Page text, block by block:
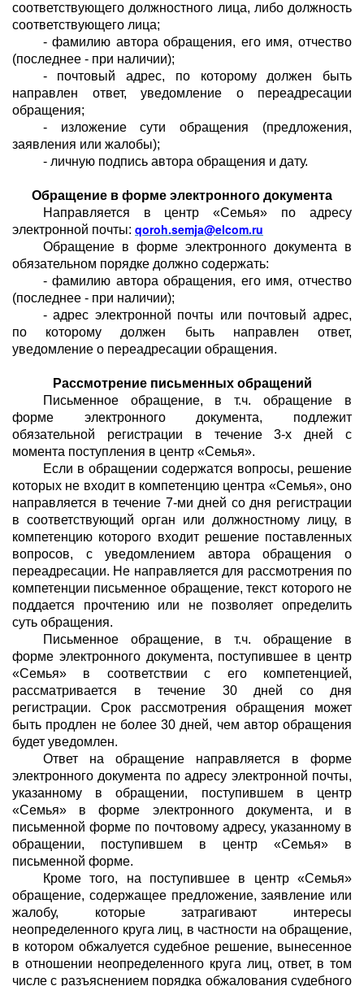
соответствующего должностного лица, либо должность
соответствующего лица;
- фамилию автора обращения, его имя, отчество
(последнее - при наличии);
- почтовый адрес, по которому должен быть
направлен ответ, уведомление о переадресации
обращения;
- изложение сути обращения (предложения,
заявления или жалобы);
- личную подпись автора обращения и дату.
Обращение в форме электронного документа
Направляется в центр «Семья» по адресу
электронной почты: qoroh.semja@elcom.ru
Обращение в форме электронного документа в
обязательном порядке должно содержать:
- фамилию автора обращения, его имя, отчество
(последнее - при наличии);
- адрес электронной почты или почтовый адрес,
по которому должен быть направлен ответ,
уведомление о переадресации обращения.
Рассмотрение письменных обращений
Письменное обращение, в т.ч. обращение в
форме электронного документа, подлежит
обязательной регистрации в течение 3-х дней с
момента поступления в центр «Семья».
Если в обращении содержатся вопросы, решение
которых не входит в компетенцию центра «Семья», оно
направляется в течение 7-ми дней со дня регистрации
в соответствующий орган или должностному лицу, в
компетенцию которого входит решение поставленных
вопросов, с уведомлением автора обращения о
переадресации. Не направляется для рассмотрения по
компетенции письменное обращение, текст которого не
поддается прочтению или не позволяет определить
суть обращения.
Письменное обращение, в т.ч. обращение в
форме электронного документа, поступившее в центр
«Семья» в соответствии с его компетенцией,
рассматривается в течение 30 дней со дня
регистрации. Срок рассмотрения обращения может
быть продлен не более 30 дней, чем автор обращения
будет уведомлен.
Ответ на обращение направляется в форме
электронного документа по адресу электронной почты,
указанному в обращении, поступившем в центр
«Семья» в форме электронного документа, и в
письменной форме по почтовому адресу, указанному в
обращении, поступившем в центр «Семья» в
письменной форме.
Кроме того, на поступившее в центр «Семья»
обращение, содержащее предложение, заявление или
жалобу, которые затрагивают интересы
неопределенного круга лиц, в частности на обращение,
в котором обжалуется судебное решение, вынесенное
в отношении неопределенного круга лиц, ответ, в том
числе с разъяснением порядка обжалования судебного